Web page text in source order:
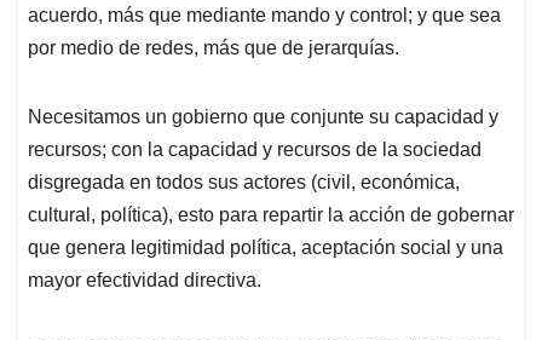
acuerdo, más que mediante mando y control; y que sea
por medio de redes, más que de jerarquías.
Necesitamos un gobierno que conjunte su capacidad y
recursos; con la capacidad y recursos de la sociedad
disgregada en todos sus actores (civil, económica,
cultural, política), esto para repartir la acción de gobernar
que genera legitimidad política, aceptación social y una
mayor efectividad directiva.